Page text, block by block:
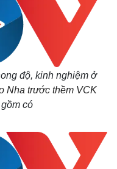
độ, kinh nghiệm ở
Nha trước thềm VCK
gồm có